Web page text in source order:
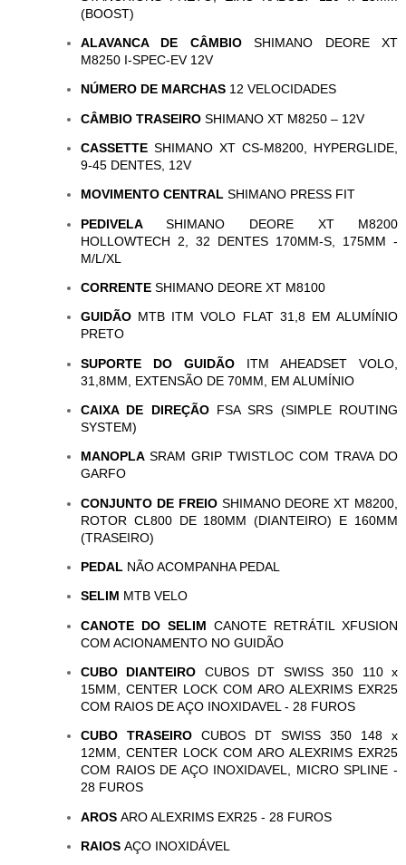
(BOOST)
ALAVANCA DE CÂMBIOSHIMANO DEORE XT
M8250 I-SPEC-EV 12V
NÚMERO DE MARCHAS 12 VELOCIDADES
CÂMBIO TRASEIRO SHIMANO XT M8250 – 12V
CASSETTE SHIMANO XT CS-M8200, HYPERGLIDE,
9-45 DENTES, 12V
MOVIMENTO CENTRAL SHIMANO PRESS FIT
PEDIVELASHIMANO DEORE XT M8200
HOLLOWTECH 2, 32 DENTES 170MM-S, 175MM -
M/L/XL
CORRENTE SHIMANO DEORE XT M8100
GUIDÃO MTB ITM VOLO FLAT 31,8 EM ALUMÍNIO
PRETO
SUPORTE DO GUIDÃO ITM AHEADSET VOLO,
31,8MM, EXTENSÃO DE 70MM, EM ALUMÍNIO
CAIXA DE DIREÇÃO FSA SRS (SIMPLE ROUTING
SYSTEM)
MANOPLA SRAM GRIP TWISTLOC COM TRAVA DO
GARFO
CONJUNTO DE FREIO SHIMANO DEORE XT M8200,
ROTOR CL800 DE 180MM (DIANTEIRO) E 160MM
(TRASEIRO)
PEDAL NÃO ACOMPANHA PEDAL
SELIM MTB VELO
CANOTE DO SELIM CANOTE RETRÁTIL XFUSION
COM ACIONAMENTO NO GUIDÃO
CUBO DIANTEIRO CUBOS DT SWISS 350 110 x
15MM, CENTER LOCK COM ARO ALEXRIMS EXR25
COM RAIOS DE AÇO INOXIDAVEL - 28 FUROS
CUBO TRASEIRO CUBOS DT SWISS 350 148 x
12MM, CENTER LOCK COM ARO ALEXRIMS EXR25
COM RAIOS DE AÇO INOXIDAVEL, MICRO SPLINE -
28 FUROS
AROS ARO ALEXRIMS EXR25 - 28 FUROS
RAIOS AÇO INOXIDÁVEL